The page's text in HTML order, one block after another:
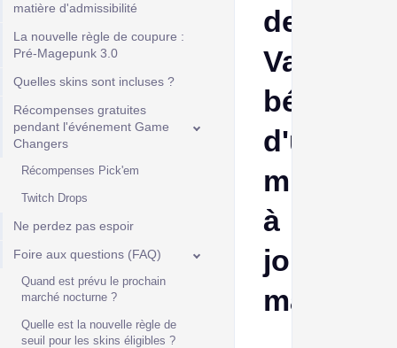
matière d'admissibilité
La nouvelle règle de coupure :
Pré-Magepunk 3.0
Quelles skins sont incluses ?
Récompenses gratuites
pendant l'événement Game
Changers
Récompenses Pick'em
Twitch Drops
Ne perdez pas espoir
Foire aux questions (FAQ)
Quand est prévu le prochain
marché nocturne ?
Quelle est la nouvelle règle de
seuil pour les skins éligibles ?
de
Valorant
bénéficie
d'une
mise
à
jour
majeure